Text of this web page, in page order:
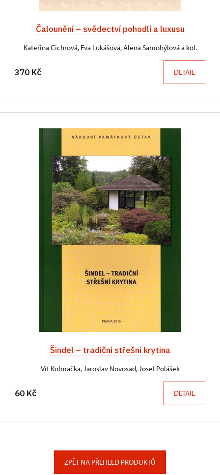
Čalounění – svědectví pohodlí a luxusu
Kateřina Cichrová, Eva Lukášová, Alena Samohýlová a kol.
370 Kč DETAIL
Šindel – tradiční střešní krytina
Vít Kolmačka, Jaroslav Novosad, Josef Polášek
60 Kč DETAIL
ZPĚT NA PŘEHLED PRODUKTŮ